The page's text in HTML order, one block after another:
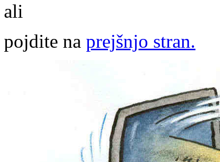
ali
pojdite na prejšnjo stran.